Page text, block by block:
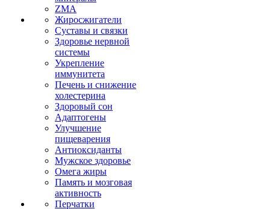
ZMA
Жиросжигатели
Суставы и связки
Здоровье нервной
системы
Укрепление
иммунитета
Печень и снижение
холестерина
Здоровый сон
Адаптогены
Улучшение
пищеварения
Антиоксиданты
Мужское здоровье
Омега жиры
Память и мозговая
активность
Перчатки